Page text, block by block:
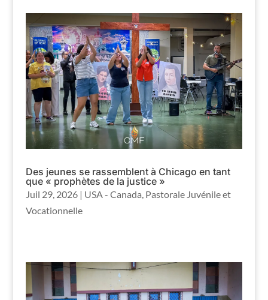
Des jeunes se rassemblent à Chicago en tant
que « prophètes de la justice »
Juil 29, 2026| USA - Canada, Pastorale Juvénile et
Vocationnelle